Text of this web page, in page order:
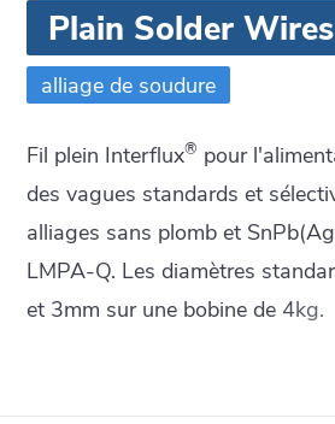
Plain Solder Wires
alliage de soudure
Fil plein Interflux® pour
des vagues standards et
alliages sans plomb et
LMPA-Q. Les diamètres
et 3mm sur une bobine de 4kg.